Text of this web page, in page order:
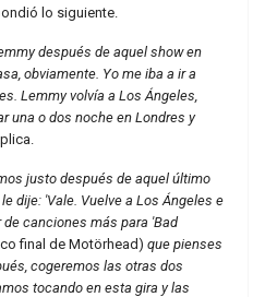
lo siguiente.
después de aquel show en
obviamente. Yo me iba a ir a
Lemmy volvía a Los Ángeles,
una o dos noche en Londres y
justo después de aquel último
dije: 'Vale. Vuelve a Los Ángeles e
de canciones más para 'Bad
final de Motörhead) que pienses
cogeremos las otras dos
tocando en esta gira y las